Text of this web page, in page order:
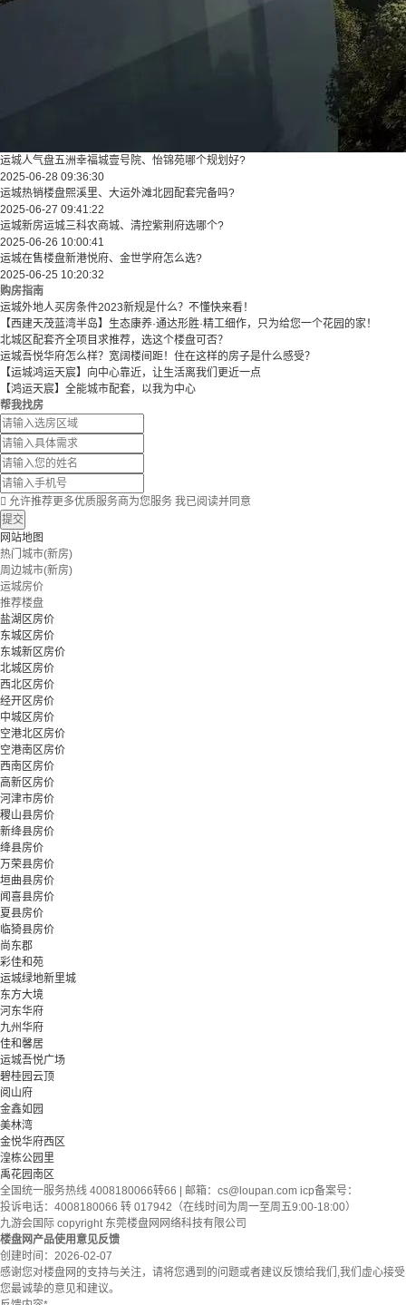
运城人气盘五洲幸福城壹号院、怡锦苑哪个规划好?
2025-06-28 09:36:30
运城热销楼盘熙溪里、大运外滩北园配套完备吗?
2025-06-27 09:41:22
运城新房运城三科农商城、清控紫荆府选哪个?
2025-06-26 10:00:41
运城在售楼盘新港悦府、金世学府怎么选?
2025-06-25 10:20:32
购房指南
运城外地人买房条件2023新规是什么？不懂快来看！
【西建天茂蓝湾半岛】生态康养·通达形胜·精工细作，只为给您一个花园的家！
北城区配套齐全项目求推荐，选这个楼盘可否？
运城吾悦华府怎么样？宽阔楼间距！住在这样的房子是什么感受？
【运城鸿运天宸】向中心靠近，让生活离我们更近一点
【鸿运天宸】全能城市配套，以我为中心
帮我找房
 允许推荐更多优质服务商为您服务 我已阅读并同意
提交
网站地图
热门城市(新房)
周边城市(新房)
运城房价
推荐楼盘
盐湖区房价
东城区房价
东城新区房价
北城区房价
西北区房价
经开区房价
中城区房价
空港北区房价
空港南区房价
西南区房价
高新区房价
河津市房价
稷山县房价
新绛县房价
绛县房价
万荣县房价
垣曲县房价
闻喜县房价
夏县房价
临猗县房价
尚东郡
彩佳和苑
运城绿地新里城
东方大境
河东华府
九州华府
佳和馨居
运城吾悦广场
碧桂园云顶
阅山府
金鑫如园
美林湾
金悦华府西区
湟栋公园里
禹花园南区
全国统一服务热线 4008180066转66 | 邮箱： cs@loupan.com icp备案号：
投诉电话：4008180066 转 017942（在线时间为周一至周五9:00-18:00）
九游会国际 copyright 东莞楼盘网网络科技有限公司
楼盘网产品使用意见反馈
创建时间： 2026-02-07
感谢您对楼盘网的支持与关注，请将您遇到的问题或者建议反馈给我们,我们虚心接受
您最诚挚的意见和建议。